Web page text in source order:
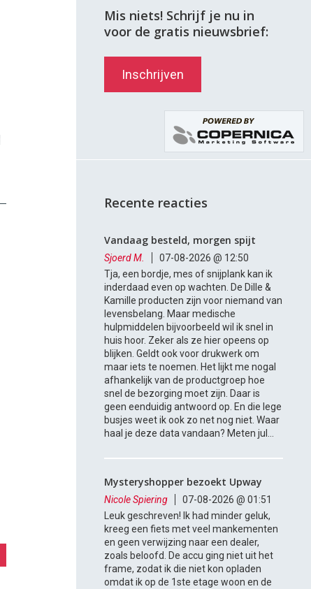
Mis niets! Schrijf je nu in
voor de gratis nieuwsbrief:
Inschrijven
Recente reacties
Vandaag besteld, morgen spijt
Sjoerd M.
07-08-2026 @ 12:50
Tja, een bordje, mes of snijplank kan ik
inderdaad even op wachten. De Dille &
Kamille producten zijn voor niemand van
levensbelang. Maar medische
hulpmiddelen bijvoorbeeld wil ik snel in
huis hoor. Zeker als ze hier opeens op
blijken. Geldt ook voor drukwerk om
maar iets te noemen. Het lijkt me nogal
afhankelijk van de productgroep hoe
snel de bezorging moet zijn. Daar is
geen eenduidig antwoord op. En die lege
busjes weet ik ook zo net nog niet. Waar
haal je deze data vandaan? Meten jul...
Mysteryshopper bezoekt Upway
Nicole Spiering
07-08-2026 @ 01:51
Leuk geschreven! Ik had minder geluk,
kreeg een fiets met veel mankementen
en geen verwijzing naar een dealer,
zoals beloofd. De accu ging niet uit het
frame, zodat ik die niet kon opladen
omdat ik op de 1ste etage woon en de